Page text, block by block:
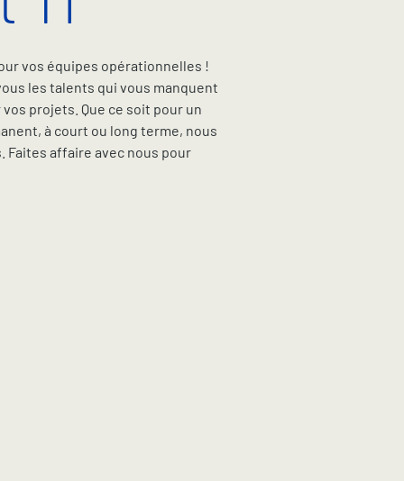
vos équipes opérationnelles !
les talents qui vous manquent
projets. Que ce soit pour un
à court ou long terme, nous
Faites affaire avec nous pour